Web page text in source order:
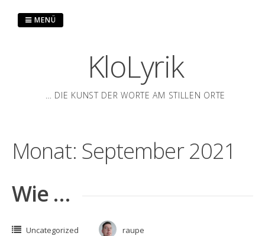
KloLyrik
… DIE KUNST DER WORTE AM STILLEN ORTE
MENÜ
Monat: September 2021
Wie …
Uncategorized
raupe